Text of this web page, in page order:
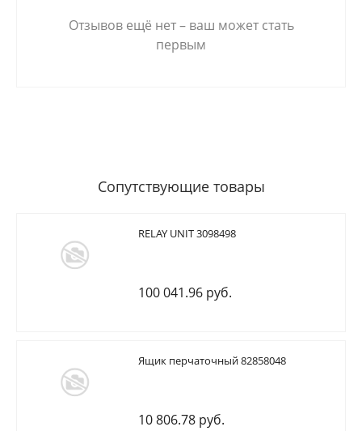
Отзывов ещё нет – ваш может стать
первым
Сопутствующие товары
RELAY UNIT 3098498
100 041.96 руб.
Ящик перчаточный 82858048
10 806.78 руб.